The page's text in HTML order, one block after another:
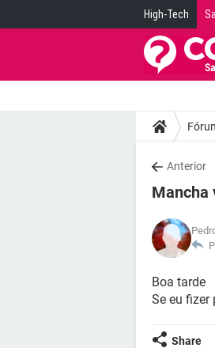
High-Tech
Anterior
Mancha
Boa tarde
Se eu fizer
Share